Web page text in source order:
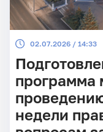
02.07.2026 / 14:33
программа
недели